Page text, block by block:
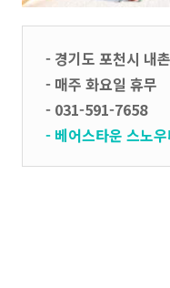
- 경기도 포천시 내
- 매주 화요일 휴무
- 031-591-7658
- 베어스타운 스노